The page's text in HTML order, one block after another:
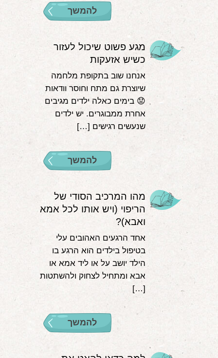
להמשך
מגע פשוט שיכול לעזור
כשיש אזעקות
אנחנו שוב בתקופת מלחמה
שיוצרת גם מתח וחוסר וודאות
😟 בימים כאלה ילדים מגיבים
אחרת ממבוגרים. יש ילדים
שנעשים רגישים […]
להמשך
מהו המרכיב הסודי של
הריפוי (ויש אותו לכל אמא
ואבא)?
אחד הרגעים האהובים עלי
בטיפול בילדים הוא הרגע בו
הילד יושב על או ליד אמא או
אבא ומתחיל לצחוק ולהשתטות
[…]
להמשך